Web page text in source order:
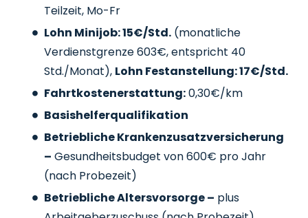
Teilzeit, Mo-Fr
Lohn Minijob: 15€/Std. (monatliche
Verdienstgrenze 603€, entspricht 40
Std./Monat), Lohn Festanstellung: 17€/Std.
Fahrtkostenerstattung:0,30€/km
Basishelferqualifikation
Betriebliche Krankenzusatzversicherung
– Gesundheitsbudget von 600€ pro Jahr
(nach Probezeit)
Betriebliche Altersvorsorge – plus